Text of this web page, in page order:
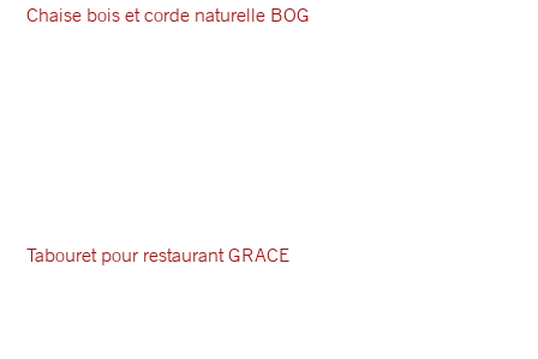
Chaise bois et corde naturelle BOG
Tabouret pour restaurant GRACE